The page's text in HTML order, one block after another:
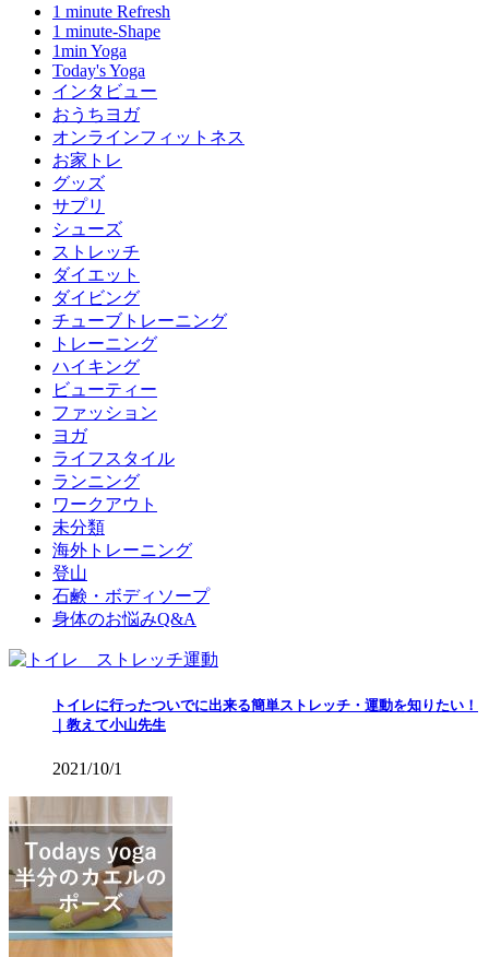
1 minute Refresh
1 minute-Shape
1min Yoga
Today's Yoga
インタビュー
おうちヨガ
オンラインフィットネス
お家トレ
グッズ
サプリ
シューズ
ストレッチ
ダイエット
ダイビング
チューブトレーニング
トレーニング
ハイキング
ビューティー
ファッション
ヨガ
ライフスタイル
ランニング
ワークアウト
未分類
海外トレーニング
登山
石鹸・ボディソープ
身体のお悩みQ&A
トイレに行ったついでに出来る簡単ストレッチ・運動を知りたい！
｜教えて小山先生
2021/10/1